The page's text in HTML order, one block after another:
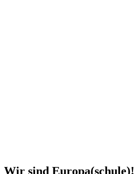
Wir sind Europa(schule)!